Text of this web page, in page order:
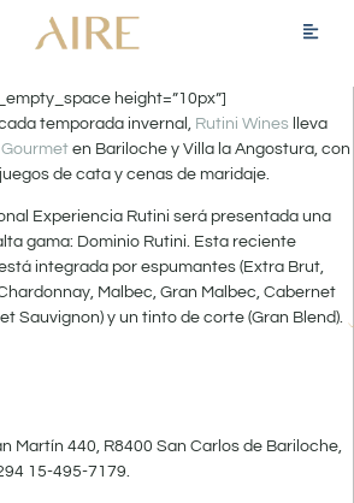
height=”10px”]
temporada invernal, Rutini Wines lleva
en Bariloche y Villa la Angostura, con
de cata y cenas de maridaje.
Experiencia Rutini será presentada una
gama: Dominio Rutini. Esta reciente
integrada por espumantes (Extra Brut,
Malbec, Gran Malbec, Cabernet
Sauvignon) y un tinto de corte (Gran Blend).
Martín 440, R8400 San Carlos de Bariloche,
15-495-7179.